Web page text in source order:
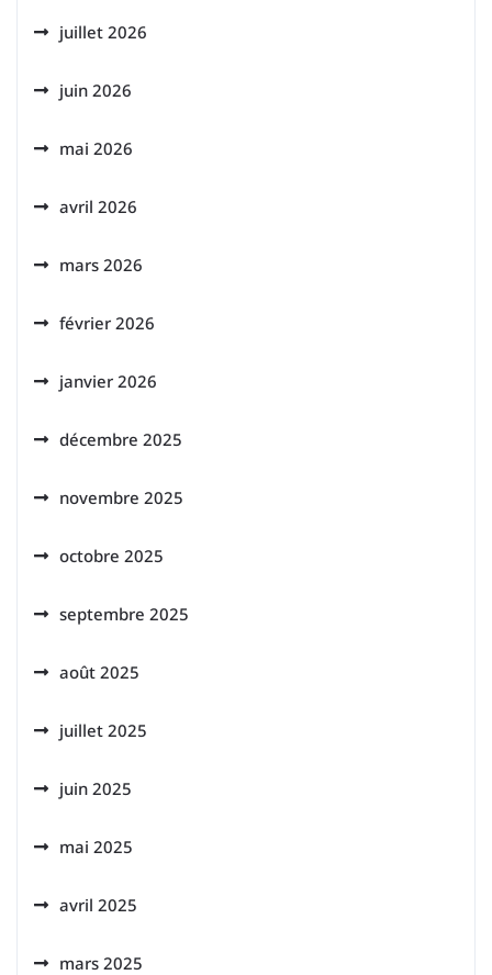
juillet 2026
juin 2026
mai 2026
avril 2026
mars 2026
février 2026
janvier 2026
décembre 2025
novembre 2025
octobre 2025
septembre 2025
août 2025
juillet 2025
juin 2025
mai 2025
avril 2025
mars 2025